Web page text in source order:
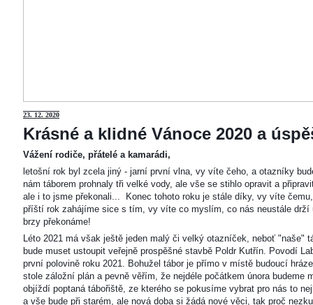
23. 12. 2020
Krásné a klidné Vánoce 2020 a
Vážení rodiče, přátelé a kamarádi,
letošní rok byl zcela jiný - jarní první vlna, vy víte čeho, a otazníky
nám táborem prohnaly tři velké vody, ale vše se stihlo opravit a
ale i to jsme překonali... Konec tohoto roku je stále díky, vy víte
příští rok zahájíme sice s tím, vy víte co myslím, co nás neustále
brzy překonáme!
Léto 2021 má však ještě jeden malý či velký otazníček, neboť "naše"
bude muset ustoupit veřejně prospěšné stavbě Poldr Kutřín. Povodí
první polovině roku 2021. Bohužel tábor je přímo v místě budoucí
stole záložní plán a pevně věřím, že nejdéle počátkem února
objíždí poptaná tábořiště, ze kterého se pokusíme vybrat pro nás to
a vše bude při starém, ale nová doba si žádá nové věci, tak proč